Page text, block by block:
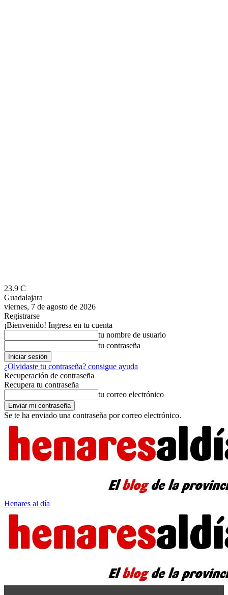
23.9 C
Guadalajara
viernes, 7 de agosto de 2026
Registrarse
¡Bienvenido! Ingresa en tu cuenta
tu nombre de usuario
tu contraseña
¿Olvidaste tu contraseña? consigue ayuda
Recuperación de contraseña
Recupera tu contraseña
tu correo electrónico
Se te ha enviado una contraseña por correo electrónico.
Henares al día